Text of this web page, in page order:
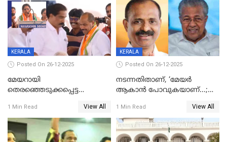
KERALA
Posted On 26-12-2025
മേയറായി
തെരഞ്ഞെടുക്കപ്പെട്ട
ആദ്യ വോട്ട് അസാധു; കണ്ണൂർ
ഡെപ്യൂട്ടി മേയർ സ്ഥാനത്ത്
താഹിറിന് വിജയം
1 Min Read View All
KERALA
Posted On 26-12-2025
നടന്നതിതാണ്, ‘മേയർ
ആകാൻ പോവുകയാണ്...;
മുഖ്യമന്ത്രിയുടെ ഓഫീസ്
തന്നെ വിശദീകരിയ്ക്കുന്നു;
സത്യമിതാണ്
1 Min Read View All